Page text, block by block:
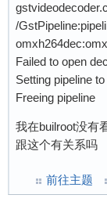
/
Failed to open
Setting pipeline
Freeing pipeline
我在builroot没有
跟这个有关系吗
前往主题